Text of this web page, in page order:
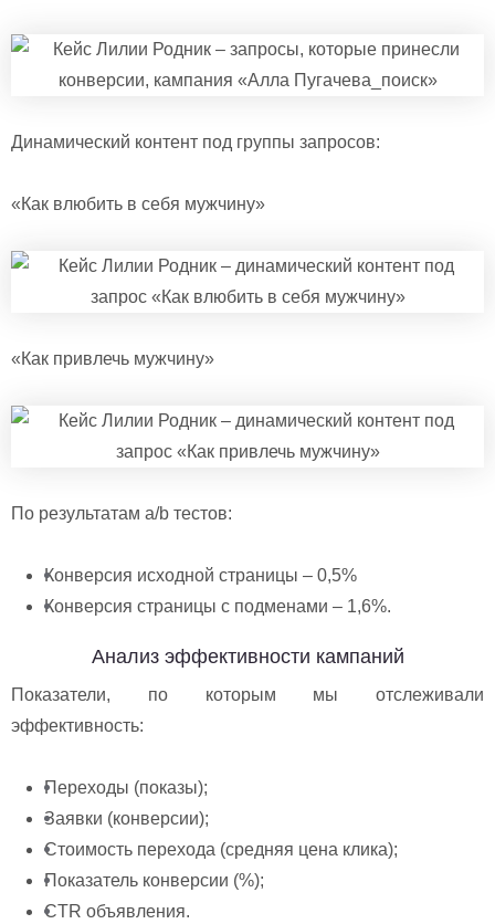
Динамический контент под группы запросов:
«Как влюбить в себя мужчину»
«Как привлечь мужчину»
По результатам a/b тестов:
Конверсия исходной страницы – 0,5%
Конверсия страницы с подменами – 1,6%.
Анализ эффективности кампаний
Показатели, по которым мы отслеживали
эффективность:
Переходы (показы);
Заявки (конверсии);
Стоимость перехода (средняя цена клика);
Показатель конверсии (%);
CTR объявления.